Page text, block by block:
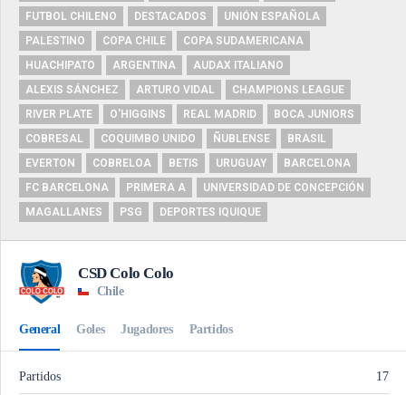
FUTBOL CHILENO
DESTACADOS
UNIÓN ESPAÑOLA
PALESTINO
COPA CHILE
COPA SUDAMERICANA
HUACHIPATO
ARGENTINA
AUDAX ITALIANO
ALEXIS SÁNCHEZ
ARTURO VIDAL
CHAMPIONS LEAGUE
RIVER PLATE
O'HIGGINS REAL MADRID
BOCA JUNIORS
COBRESAL
COQUIMBO UNIDO ÑUBLENSE
BRASIL
EVERTON
COBRELOA BETIS URUGUAY
BARCELONA
FC BARCELONA
PRIMERA A
UNIVERSIDAD DE CONCEPCIÓN
MAGALLANES
PSG DEPORTES IQUIQUE